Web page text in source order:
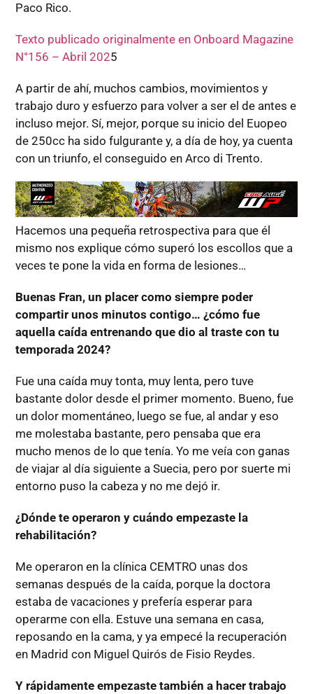
Paco Rico.
Texto publicado originalmente en Onboard Magazine
N°156 – Abril 2025
A partir de ahí, muchos cambios, movimientos y
trabajo duro y esfuerzo para volver a ser el de antes e
incluso mejor. Sí, mejor, porque su inicio del Euopeo
de 250cc ha sido fulgurante y, a día de hoy, ya cuenta
con un triunfo, el conseguido en Arco di Trento.
Hacemos una pequeña retrospectiva para que él
mismo nos explique cómo superó los escollos que a
veces te pone la vida en forma de lesiones…
Buenas Fran, un placer como siempre poder
compartir unos minutos contigo… ¿cómo fue
aquella caída entrenando que dio al traste con tu
temporada 2024?
Fue una caída muy tonta, muy lenta, pero tuve
bastante dolor desde el primer momento. Bueno, fue
un dolor momentáneo, luego se fue, al andar y eso
me molestaba bastante, pero pensaba que era
mucho menos de lo que tenía. Yo me veía con ganas
de viajar al día siguiente a Suecia, pero por suerte mi
entorno puso la cabeza y no me dejó ir.
¿Dónde te operaron y cuándo empezaste la
rehabilitación?
Me operaron en la clínica CEMTRO unas dos
semanas después de la caída, porque la doctora
estaba de vacaciones y prefería esperar para
operarme con ella. Estuve una semana en casa,
reposando en la cama, y ya empecé la recuperación
en Madrid con Miguel Quirós de Fisio Reydes.
Y rápidamente empezaste también a hacer trabajo